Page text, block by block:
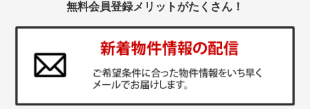
無料会員登録メリットがたくさん！